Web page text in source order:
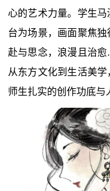
心的艺术力量。学生
台为场景，画面聚焦
赴与思念，浪漫且治
从东方文化到生活美
师生扎实的创作功底与